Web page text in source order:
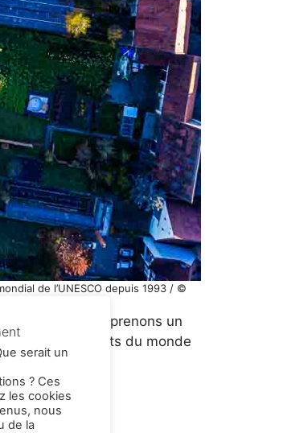
de l’UNESCO depuis 1993 / ©
avril, nous entreprenons un
les monuments du monde
d’un voyage.